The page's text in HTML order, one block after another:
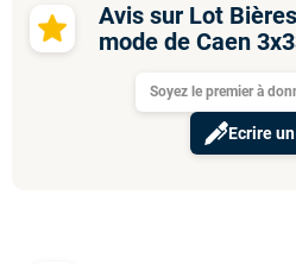
Avis sur Lot
mode de Caen
Soyez le premier à
Ecrire